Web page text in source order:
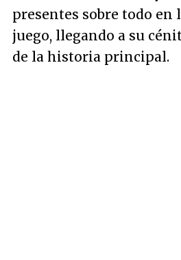
presentes sobre todo en
juego, llegando a su
de la historia principal.